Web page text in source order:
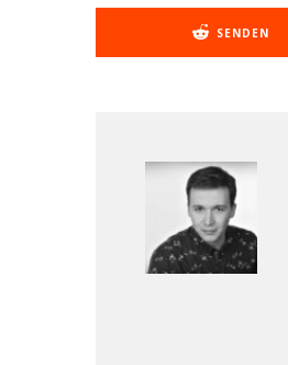
SENDEN